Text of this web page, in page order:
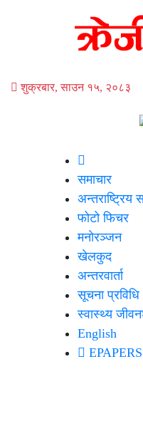
शुक्रबार, साउन १५, २०८३
समाचार
अन्तराष्ट्रिय
फोटो फिचर
मनोरञ्जन
खेलकुद
अन्तरवार्ता
सूचना प्रविधि
स्वास्थ्य
English
EPAPERS